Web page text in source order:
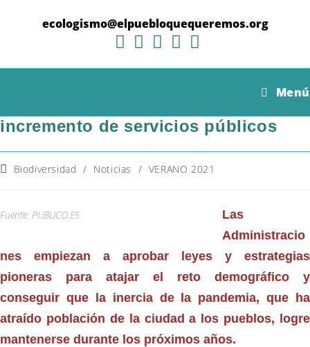
ecologismo@elpuebloquequeremos.org
Menú
incremento de servicios públicos
Categoría
Biodiversidad / Noticias / VERANO 2021
Fuente: PUBLICO.ES
Las
Administracio
nes empiezan a aprobar leyes y estrategias
pioneras para atajar el reto demográfico y
conseguir que la inercia de la pandemia, que ha
atraído población de la ciudad a los pueblos, logre
mantenerse durante los próximos años.